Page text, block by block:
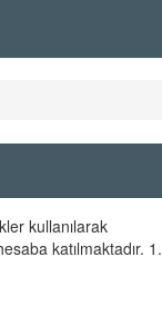
kullanılarak
katılmaktadır. 1.